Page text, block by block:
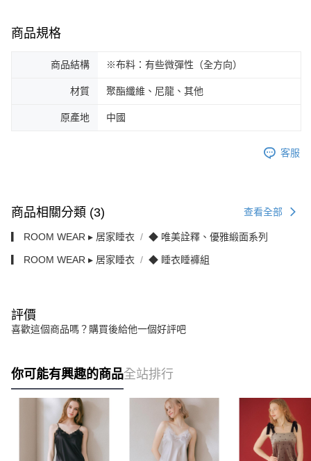
商品規格
商品結構 ※布料：有些微彈性（全方向）
材質 聚酯纖維、尼龍、其他
原產地 中國
客服
商品相關分類 (3) 查看全部
▎ ROOM WEAR ▸ 居家睡衣 ◆ 唯美詮釋、優雅緞面系列
▎ ROOM WEAR ▸ 居家睡衣 ◆ 睡衣睡褲組
評價
喜歡這個商品嗎？購買後給他一個好評吧
你可能有興趣的商品全站排行